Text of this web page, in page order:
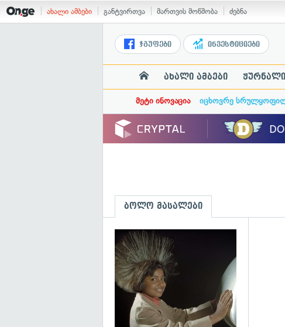
ახალი ამბები განტვირთვა მართვის მოწმობა ძებნა
ჯგუფები ინვესტიციები
ახალი ამბები ჟურნალი
მეტი ინოვაცია იცხოვრე
ბოლო მასალები